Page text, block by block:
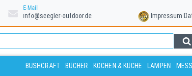
E-Mail
info@seegler-outdoor.de Impressum
BUSHCRAFT BÜCHER KOCHEN & KÜCHE LAMPEN